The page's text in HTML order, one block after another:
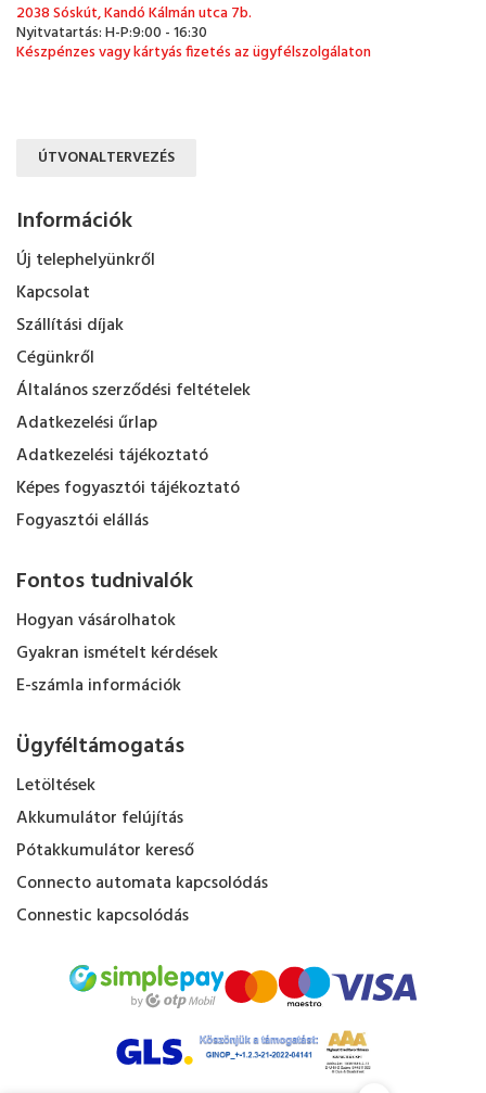
2038 Sóskút, Kandó Kálmán utca 7b.
Nyitvatartás: H-P:9:00 - 16:30
Készpénzes vagy kártyás fizetés az ügyfélszolgálaton
ÚTVONALTERVEZÉS
Információk
Új telephelyünkről
Kapcsolat
Szállítási díjak
Cégünkről
Általános szerződési feltételek
Adatkezelési űrlap
Adatkezelési tájékoztató
Képes fogyasztói tájékoztató
Fogyasztói elállás
Fontos tudnivalók
Hogyan vásárolhatok
Gyakran ismételt kérdések
E-számla információk
Ügyféltámogatás
Letöltések
Akkumulátor felújítás
Pótakkumulátor kereső
Connecto automata kapcsolódás
Connestic kapcsolódás